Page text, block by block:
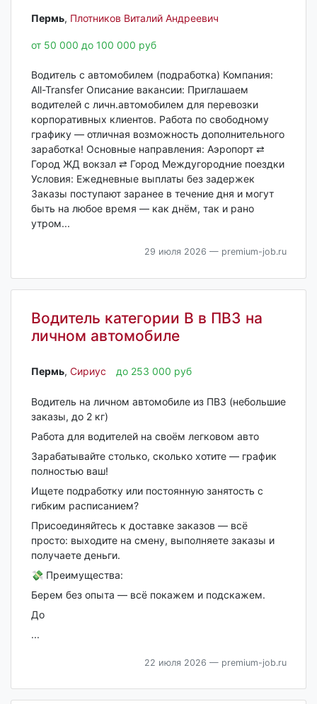
Пермь‎, Плотников Виталий Андреевич
от 50 000 до 100 000 руб
Водитель с автомобилем (подработка) Компания:
All-Transfer Описание вакансии: Приглашаем
водителей с личн.автомобилем для перевозки
корпоративных клиентов. Работа по свободному
графику — отличная возможность дополнительного
заработка! Основные направления: Аэропорт ⇄
Город ЖД вокзал ⇄ Город Междугородние поездки
Условия: Ежедневные выплаты без задержек
Заказы поступают заранее в течение дня и могут
быть на любое время — как днём, так и рано
утром...
29 июля 2026 — premium-job.ru
Водитель категории B в ПВЗ на
личном автомобиле
Пермь‎, Сириус до 253 000 руб
Водитель на личном автомобиле из ПВЗ (небольшие
заказы, до 2 кг)
Работа для водителей на своём легковом авто
Зарабатывайте столько, сколько хотите — график
полностью ваш!
Ищете подработку или постоянную занятость с
гибким расписанием?
Присоединяйтесь к доставке заказов — всё
просто: выходите на смену, выполняете заказы и
получаете деньги.
💸 Преимущества:
Берем без опыта — всё покажем и подскажем.
До
...
22 июля 2026 — premium-job.ru